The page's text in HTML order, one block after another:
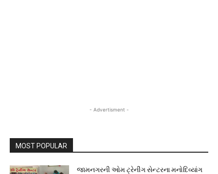
- Advertisment -
MOST POPULAR
જામનગરની ઓમ ટ્રેનીંગ સેન્ટરના મનોદિવ્યાંગ